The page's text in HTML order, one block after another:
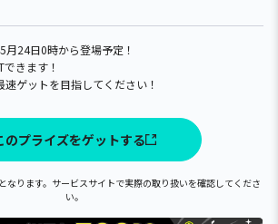
24日0時から登場予定！
きます！
ゲットを目指してください！
のプライズをゲットする
ります。サービスサイトで実際の取り扱いを確認してくださ
い。